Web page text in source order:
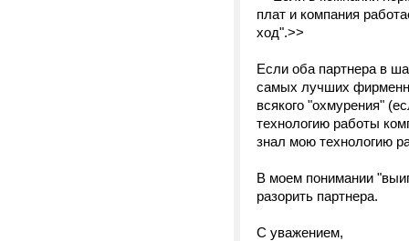
плат и компания
ход".>>
Если оба партнера в
самых лучших
всякого "охмурения"
технологию работы
знал мою технологию
В моем понимании
разорить партнера.
С уважением,